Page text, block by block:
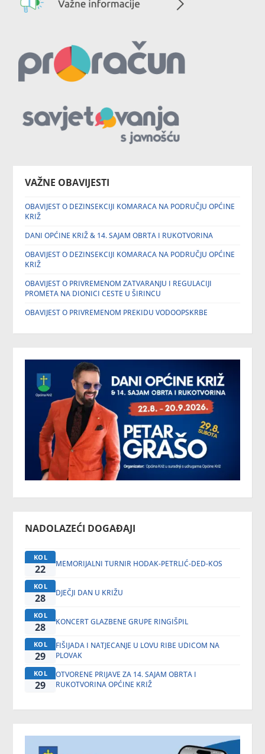
VAŽNE OBAVIJESTI
OBAVIJEST O DEZINSEKCIJI KOMARACA NA PODRUČJU OPĆINE
KRIŽ
DANI OPĆINE KRIŽ & 14. SAJAM OBRTA I RUKOTVORINA
OBAVIJEST O DEZINSEKCIJI KOMARACA NA PODRUČJU OPĆINE
KRIŽ
OBAVIJEST O PRIVREMENOM ZATVARANJU I REGULACIJI
PROMETA NA DIONICI CESTE U ŠIRINCU
OBAVIJEST O PRIVREMENOM PREKIDU VODOOPSKRBE
NADOLAZEĆI DOGAĐAJI
KOL
22 MEMORIJALNI TURNIR HODAK-PETRLIĆ-DED-KOS
KOL
28 DJEČJI DAN U KRIŽU
KOL
28 KONCERT GLAZBENE GRUPE RINGIŠPIL
KOL
29
FIŠIJADA I NATJECANJE U LOVU RIBE UDICOM NA
PLOVAK
KOL
29
OTVORENE PRIJAVE ZA 14. SAJAM OBRTA I
RUKOTVORINA OPĆINE KRIŽ